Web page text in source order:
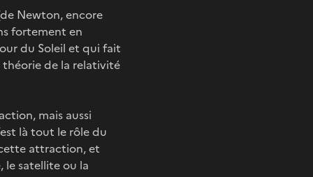
Newton, encore
fortement en
du Soleil et qui fait
théorie de la relativité
mais aussi
là tout le rôle du
cette attraction, et
le satellite ou la